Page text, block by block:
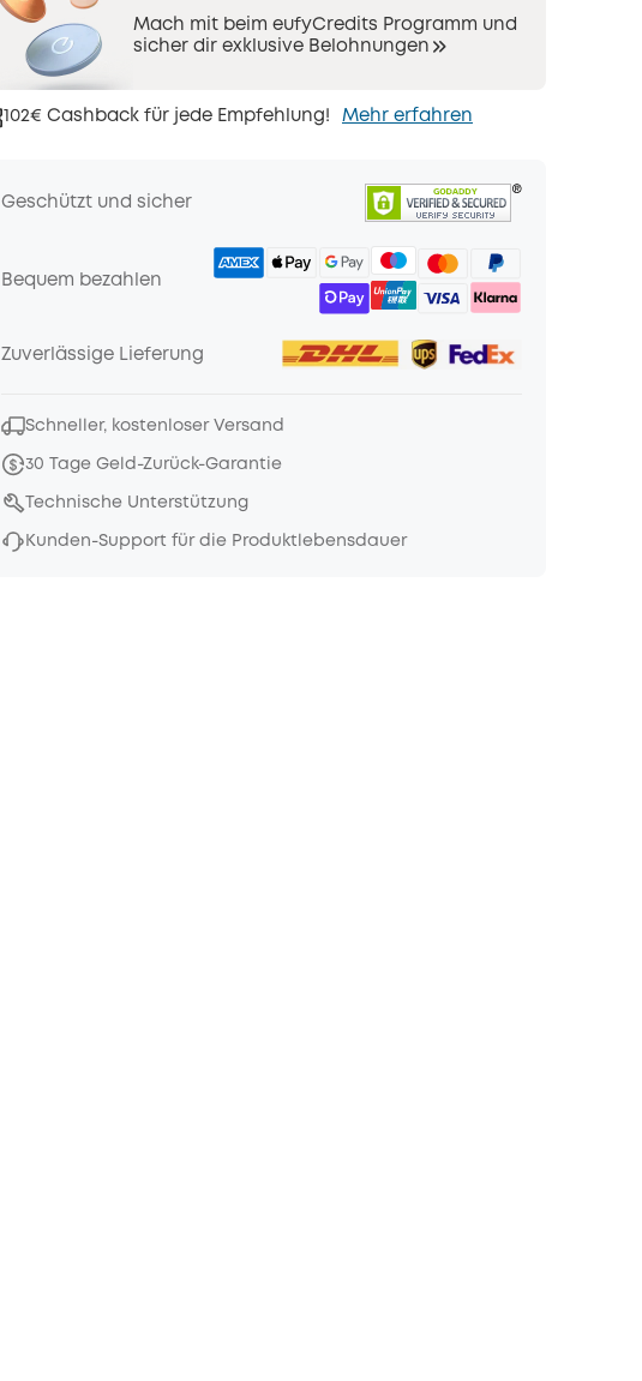
Mach mit beim eufyCredits Programm und
sicher dir exklusive Belohnungen
102€ Cashback für jede Empfehlung! Mehr erfahren
Geschützt und sicher
Bequem bezahlen
Zuverlässige Lieferung
Schneller, kostenloser Versand
30 Tage Geld-Zurück-Garantie
Technische Unterstützung
Kunden-Support für die Produktlebensdauer